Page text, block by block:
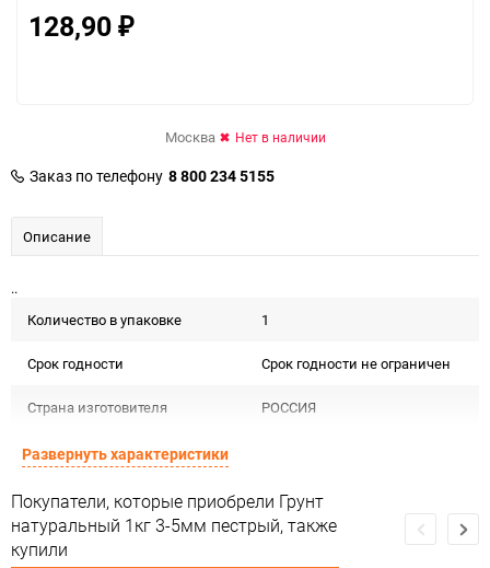
128,90 ₽
Москва Нет в наличии
Заказ по телефону 8 800 234 5155
Описание
..
Количество в упаковке
1
Срок годности Срок годности не ограничен
Страна изготовителя РОССИЯ
Предназначение товара
Сертификация Не подлежит сертификации
Особые условия Особых условий не требует
Развернуть характеристики
Покупатели, которые приобрели Грунт
натуральный 1кг 3-5мм пестрый, также
купили